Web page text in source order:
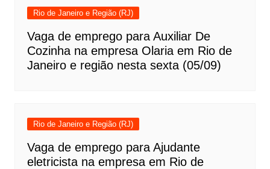
Rio de Janeiro e Região (RJ)
Vaga de emprego para Auxiliar De
Cozinha na empresa Olaria em Rio de
Janeiro e região nesta sexta (05/09)
Rio de Janeiro e Região (RJ)
Vaga de emprego para Ajudante
eletricista na empresa em Rio de